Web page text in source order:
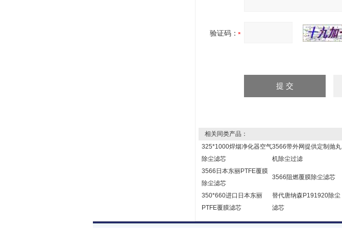
验证码：
相关同类产品：
325*1000焊烟净化器空气
除尘滤芯
3566带外网提供定制抛丸
机除尘过滤
3566日本东丽PTFE覆膜
除尘滤芯
3566阻燃覆膜除尘滤芯
350*660进口日本东丽
PTFE覆膜滤芯
替代唐纳森P191920除尘
滤芯